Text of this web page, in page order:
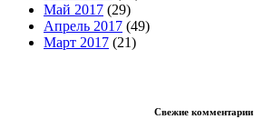
Май 2017 (29)
Апрель 2017 (49)
Март 2017 (21)
Свежие комментарии